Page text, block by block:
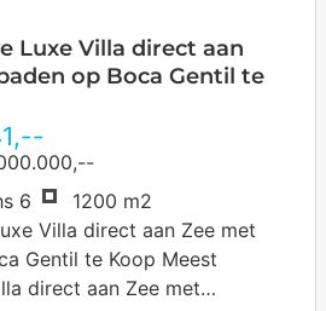
Luxe Villa direct aan
op Boca Gentil te
,--
6
1200 m2
Villa direct aan Zee met
Gentil te Koop Meest
direct aan Zee met